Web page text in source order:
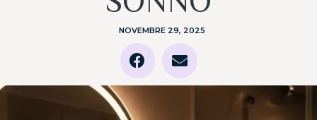
NOVEMBRE 29, 2025